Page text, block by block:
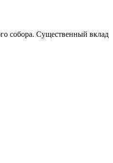
собора. Существенный вклад